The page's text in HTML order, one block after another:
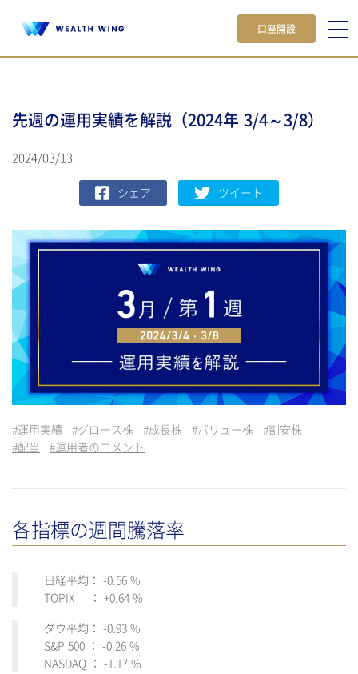
口座開設
先週の運用実績を解説（2024年 3/4～3/8）
2024/03/13
シェア ツイート
#運用実績 #グロース株 #成長株 #バリュー株 #割安株
#配当 #運用者のコメント
各指標の週間騰落率
日経平均： -0.56 %
TOPIX ： +0.64 %
ダウ平均： -0.93 %
S&P 500 ： -0.26 %
NASDAQ ： -1.17 %